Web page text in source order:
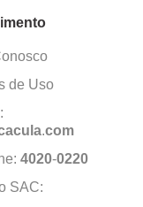
de Uso
.com
4020-0220
SAC: